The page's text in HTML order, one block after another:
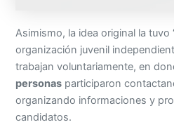
Asimismo, la idea original la tuvo
organización juvenil
trabajan voluntariamente, en
personas participaron
organizando informaciones y
candidatos.